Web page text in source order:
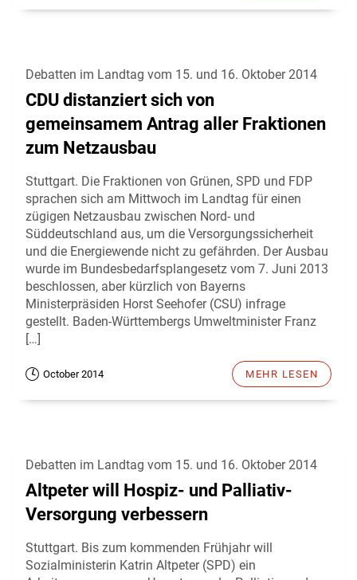
Debatten im Landtag vom 15. und 16. Oktober 2014
CDU distanziert sich von
gemeinsamem Antrag aller Fraktionen
zum Netzausbau
Stuttgart. Die Fraktionen von Grünen, SPD und FDP
sprachen sich am Mittwoch im Landtag für einen
zügigen Netzausbau zwischen Nord- und
Süddeutschland aus, um die Versorgungssicherheit
und die Energiewende nicht zu gefährden. Der Ausbau
wurde im Bundesbedarfsplangesetz vom 7. Juni 2013
beschlossen, aber kürzlich von Bayerns
Ministerpräsiden Horst Seehofer (CSU) infrage
gestellt. Baden-Württembergs Umweltminister Franz
[…]
October 2014 MEHR LESEN
Debatten im Landtag vom 15. und 16. Oktober 2014
Altpeter will Hospiz- und Palliativ-
Versorgung verbessern
Stuttgart. Bis zum kommenden Frühjahr will
Sozialministerin Katrin Altpeter (SPD) ein